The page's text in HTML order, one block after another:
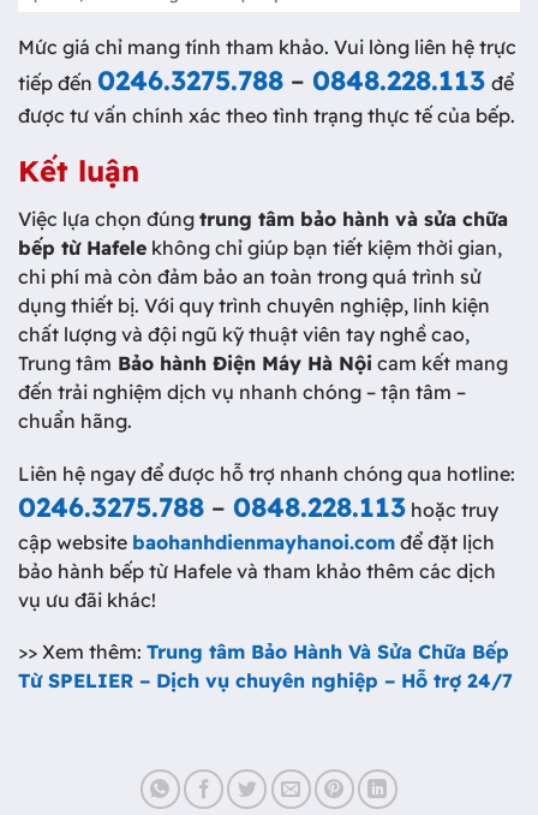
Mức giá chỉ mang tính tham khảo. Vui lòng liên hệ trực
tiếp đến 0246.3275.788 – 0848.228.113 để
được tư vấn chính xác theo tình trạng thực tế của bếp.
Kết luận
Việc lựa chọn đúng trung tâm bảo hành và sửa chữa
bếp từ Hafele không chỉ giúp bạn tiết kiệm thời gian,
chi phí mà còn đảm bảo an toàn trong quá trình sử
dụng thiết bị. Với quy trình chuyên nghiệp, linh kiện
chất lượng và đội ngũ kỹ thuật viên tay nghề cao,
Trung tâm Bảo hành Điện Máy Hà Nội cam kết mang
đến trải nghiệm dịch vụ nhanh chóng – tận tâm –
chuẩn hãng.
Liên hệ ngay để được hỗ trợ nhanh chóng qua hotline:
0246.3275.788 – 0848.228.113 hoặc truy
cập website baohanhdienmayhanoi.com để đặt lịch
bảo hành bếp từ Hafele và tham khảo thêm các dịch
vụ ưu đãi khác!
>> Xem thêm: Trung tâm Bảo Hành Và Sửa Chữa Bếp
Từ SPELIER – Dịch vụ chuyên nghiệp – Hỗ trợ 24/7